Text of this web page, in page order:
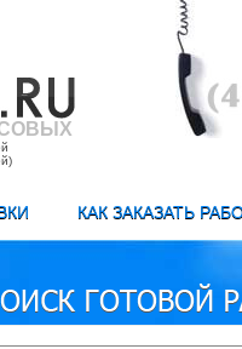
КАК ЗАКАЗАТЬ